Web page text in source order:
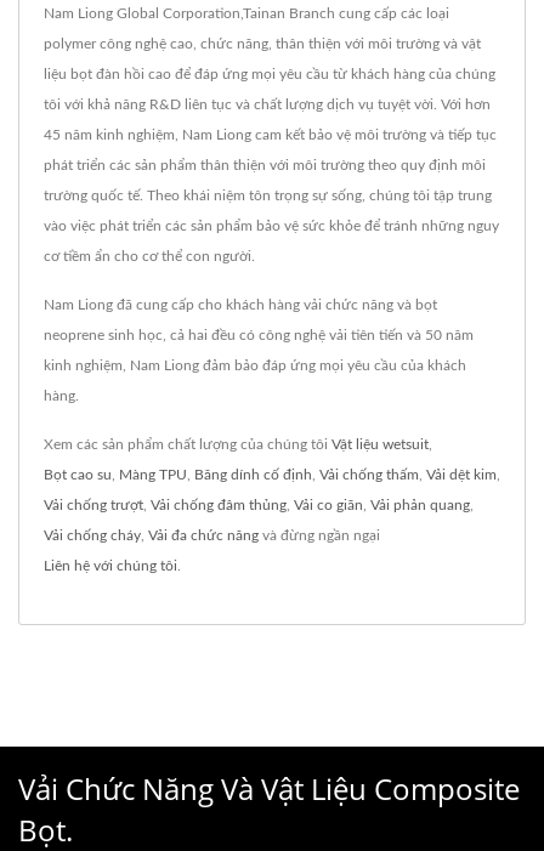
Nam Liong Global Corporation,Tainan Branch cung cấp các loại
polymer công nghệ cao, chức năng, thân thiện với môi trường và vật
liệu bọt đàn hồi cao để đáp ứng mọi yêu cầu từ khách hàng của chúng
tôi với khả năng R&D liên tục và chất lượng dịch vụ tuyệt vời. Với hơn
45 năm kinh nghiệm, Nam Liong cam kết bảo vệ môi trường và tiếp tục
phát triển các sản phẩm thân thiện với môi trường theo quy định môi
trường quốc tế. Theo khái niệm tôn trọng sự sống, chúng tôi tập trung
vào việc phát triển các sản phẩm bảo vệ sức khỏe để tránh những nguy
cơ tiềm ẩn cho cơ thể con người.
Nam Liong đã cung cấp cho khách hàng vải chức năng và bọt
neoprene sinh học, cả hai đều có công nghệ vải tiên tiến và 50 năm
kinh nghiệm, Nam Liong đảm bảo đáp ứng mọi yêu cầu của khách
hàng.
Xem các sản phẩm chất lượng của chúng tôi Vật liệu wetsuit
Bọt cao su Màng TPU Băng dính cố định Vải chống thấm Vải dệt kim
Vải chống trượt Vải chống đâm thủng Vải co giãn Vải phản quang
Vải chống cháy Vải đa chức năng và đừng ngần ngại
Liên hệ với chúng tôi
Vải Chức Năng Và Vật Liệu Composite
Bọt.